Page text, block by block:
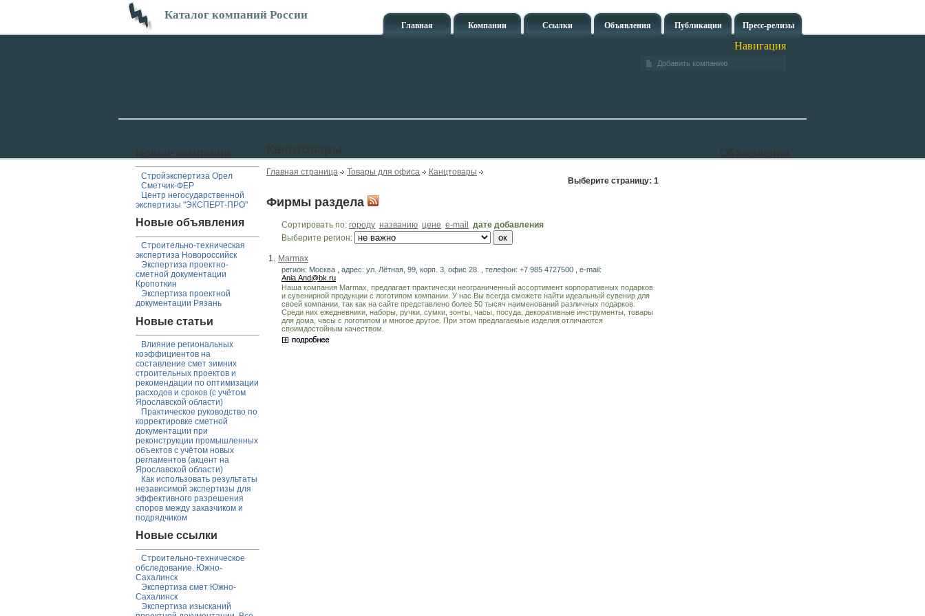
Каталог компаний России
Главная Компании Ссылки Объявления Публикации Пресс-релизы
Навигация
Добавить компанию
Стройэкспертиза Орел
Сметчик-ФЕР
Центр негосударственной
экспертизы "ЭКСПЕРТ-ПРО"
Новые объявления
Строительно-техническая
экспертиза Новороссийск
Экспертиза проектно-
сметной документации
Кропоткин
Экспертиза проектной
документации Рязань
Новые статьи
Влияние региональных
коэффициентов на
составление смет зимних
строительных проектов и
рекомендации по оптимизации
расходов и сроков (с учётом
Ярославской области)
Практическое руководство по
корректировке сметной
документации при
реконструкции промышленных
объектов с учётом новых
регламентов (акцент на
Ярославской области)
Как использовать результаты
независимой экспертизы для
эффективного разрешения
споров между заказчиком и
подрядчиком
Новые ссылки
Строительно-техническое
обследование. Южно-
Сахалинск
Экспертиза смет Южно-
Сахалинск
Экспертиза изысканий
Главная страница Товары для офиса
Канцтовары
Выберите страницу: 1
Фирмы раздела
Сортировать по: городу названию цене e-mail
дате добавления
Выберите регион:
1. Marmax
регион: Москва , адрес: ул. Лётная, 99, корп. 3, офис 28. , телефон: +7 985 4727500 , e-mail:
Ania.And@bk.ru
Наша компания Marmax, предлагает практически неограниченный ассортимент корпоративных подарков
и сувенирной продукции с логотипом компании. У нас Вы всегда сможете найти идеальный сувенир для
своей компании, так как на сайте представлено более 50 тысяч наименований различных подарков.
Среди них ежедневники, наборы, ручки, сумки, зонты, часы, посуда, декоративные инструменты, товары
для дома, часы с логотипом и многое другое. При этом предлагаемые изделия отличаются
своимдостойным качеством.